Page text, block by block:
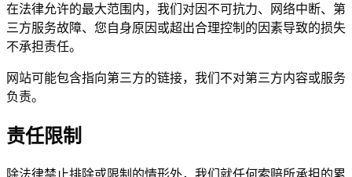
在法律允许的最大范围内，我们对因不可抗力、网络中断、第
三方服务故障、您自身原因或超出合理控制的因素导致的损失
不承担责任。
网站可能包含指向第三方的链接，我们不对第三方内容或服务
负责。
责任限制